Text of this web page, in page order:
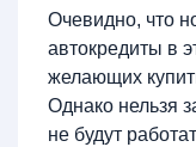
Очевидно, что
автокредиты в
желающих
Однако нельзя
не будут